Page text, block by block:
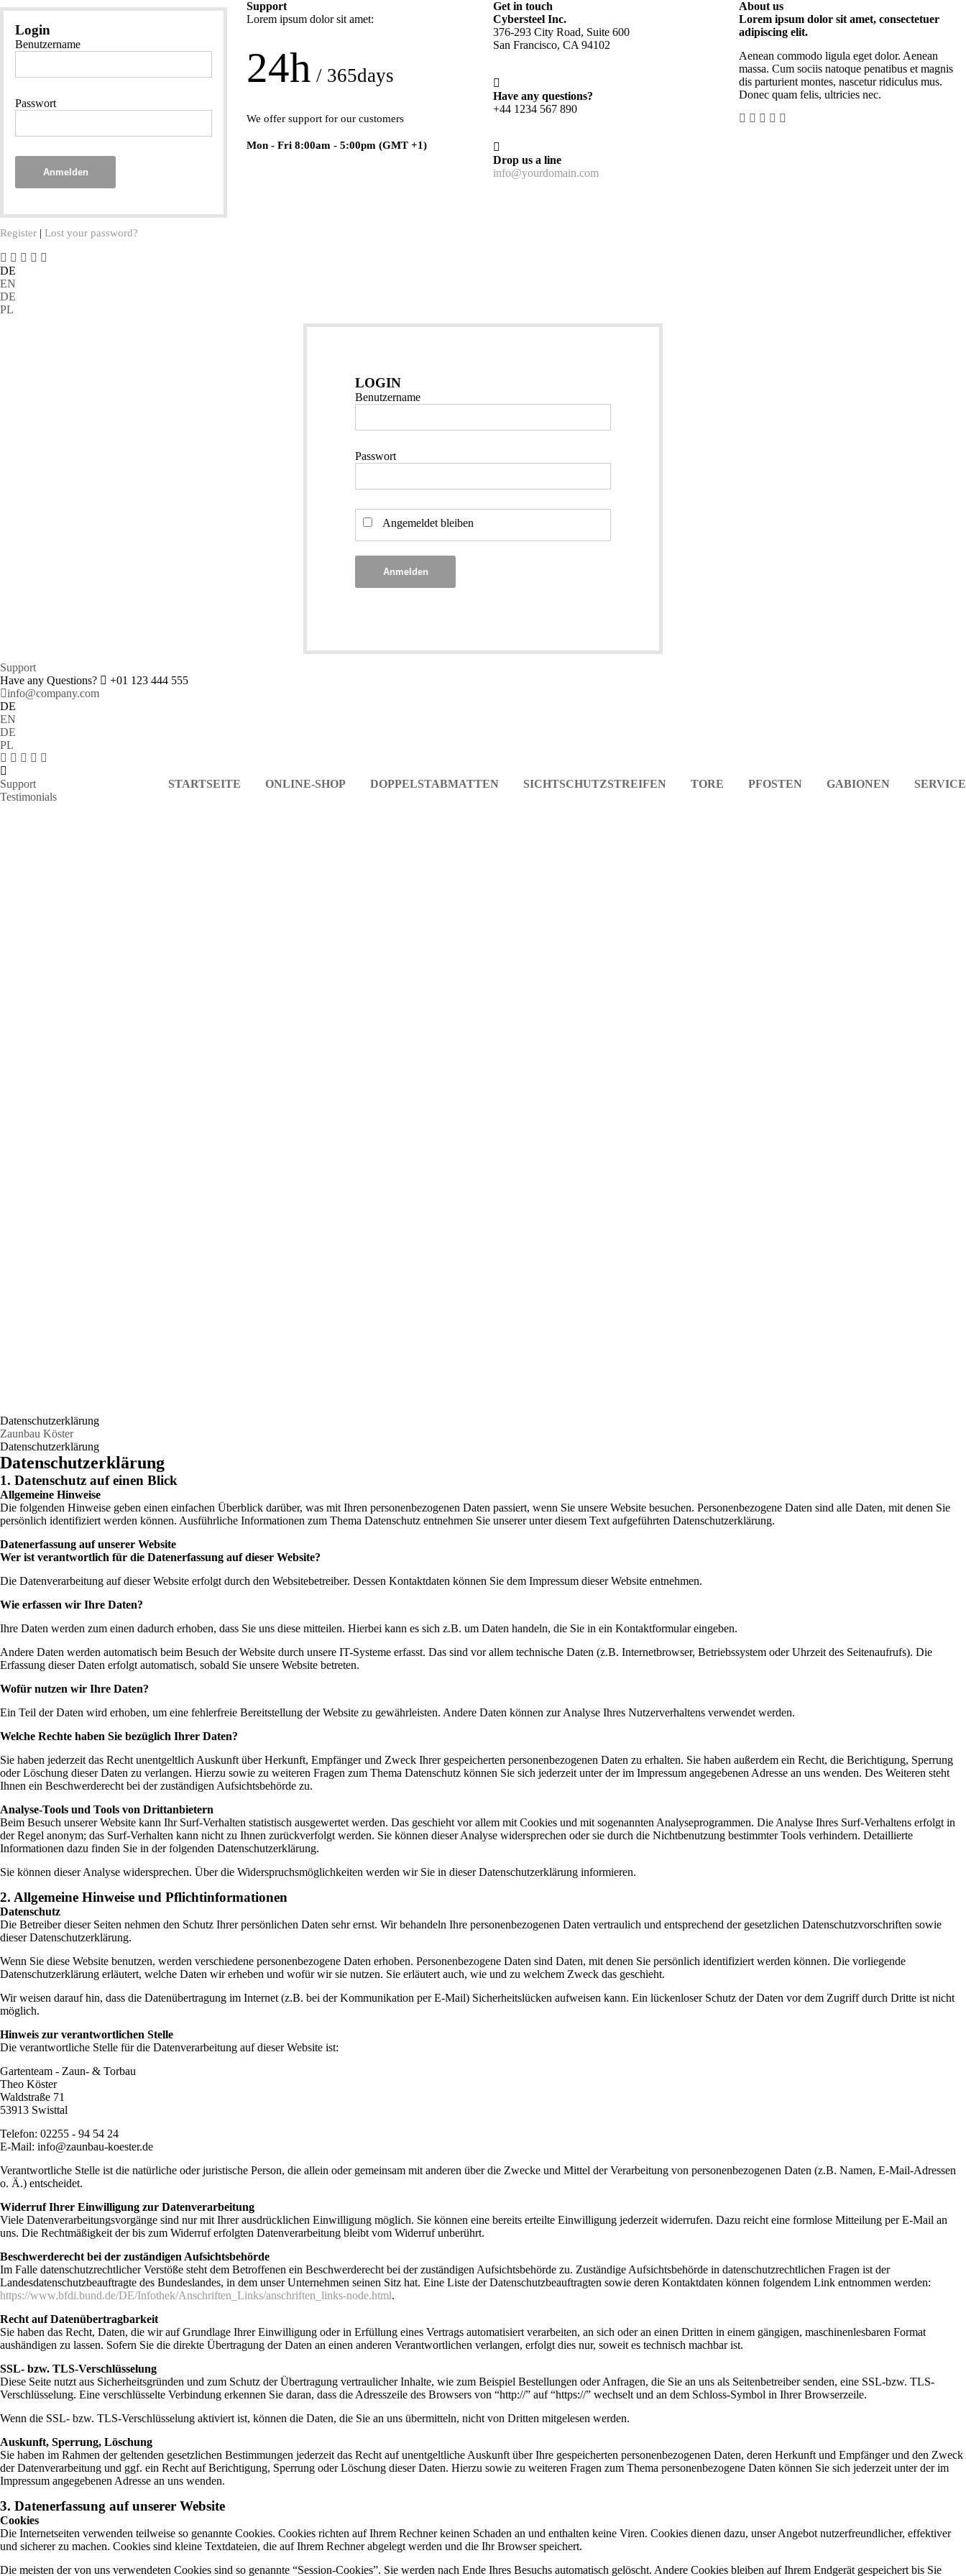
Login
Benutzername
Passwort
Anmelden
Register |Lost your password?
Support
Lorem ipsum dolor sit amet:
24h / 365days
We offer support for our customers
Mon - Fri 8:00am - 5:00pm (GMT +1)
Get in touch
Cybersteel Inc.
376-293 City Road, Suite 600
San Francisco, CA 94102
Have any questions?
+44 1234 567 890
Drop us a line
info@yourdomain.com
About us
Lorem ipsum dolor sit amet, consectetuer
adipiscing elit.
Aenean commodo ligula eget dolor. Aenean
massa. Cum sociis natoque penatibus et magnis
dis parturient montes, nascetur ridiculus mus.
Donec quam felis, ultricies nec.
DE
EN
DE
PL
LOGIN
Benutzername
Passwort
Angemeldet bleiben
Anmelden
Support
Have any Questions?
+01 123 444 555
info@company.com
DE
EN
DE
PL
STARTSEITE ONLINE-SHOP DOPPELSTABMATTEN SICHTSCHUTZSTREIFEN TORE PFOSTEN GABIONEN SERVICE
Support
Testimonials
Datenschutzerklärung
Zaunbau Köster
Datenschutzerklärung
Datenschutzerklärung
1. Datenschutz auf einen Blick
Allgemeine Hinweise
Die folgenden Hinweise geben einen einfachen Überblick darüber, was mit Ihren personenbezogenen Daten passiert, wenn Sie unsere Website besuchen. Personenbezogene Daten sind alle Daten, mit denen Sie
persönlich identifiziert werden können. Ausführliche Informationen zum Thema Datenschutz entnehmen Sie unserer unter diesem Text aufgeführten Datenschutzerklärung.
Datenerfassung auf unserer Website
Wer ist verantwortlich für die Datenerfassung auf dieser Website?
Die Datenverarbeitung auf dieser Website erfolgt durch den Websitebetreiber. Dessen Kontaktdaten können Sie dem Impressum dieser Website entnehmen.
Wie erfassen wir Ihre Daten?
Ihre Daten werden zum einen dadurch erhoben, dass Sie uns diese mitteilen. Hierbei kann es sich z.B. um Daten handeln, die Sie in ein Kontaktformular eingeben.
Andere Daten werden automatisch beim Besuch der Website durch unsere IT-Systeme erfasst. Das sind vor allem technische Daten (z.B. Internetbrowser, Betriebssystem oder Uhrzeit des Seitenaufrufs). Die
Erfassung dieser Daten erfolgt automatisch, sobald Sie unsere Website betreten.
Wofür nutzen wir Ihre Daten?
Ein Teil der Daten wird erhoben, um eine fehlerfreie Bereitstellung der Website zu gewährleisten. Andere Daten können zur Analyse Ihres Nutzerverhaltens verwendet werden.
Welche Rechte haben Sie bezüglich Ihrer Daten?
Sie haben jederzeit das Recht unentgeltlich Auskunft über Herkunft, Empfänger und Zweck Ihrer gespeicherten personenbezogenen Daten zu erhalten. Sie haben außerdem ein Recht, die Berichtigung, Sperrung
oder Löschung dieser Daten zu verlangen. Hierzu sowie zu weiteren Fragen zum Thema Datenschutz können Sie sich jederzeit unter der im Impressum angegebenen Adresse an uns wenden. Des Weiteren steht
Ihnen ein Beschwerderecht bei der zuständigen Aufsichtsbehörde zu.
Analyse-Tools und Tools von Drittanbietern
Beim Besuch unserer Website kann Ihr Surf-Verhalten statistisch ausgewertet werden. Das geschieht vor allem mit Cookies und mit sogenannten Analyseprogrammen. Die Analyse Ihres Surf-Verhaltens erfolgt in
der Regel anonym; das Surf-Verhalten kann nicht zu Ihnen zurückverfolgt werden. Sie können dieser Analyse widersprechen oder sie durch die Nichtbenutzung bestimmter Tools verhindern. Detaillierte
Informationen dazu finden Sie in der folgenden Datenschutzerklärung.
Sie können dieser Analyse widersprechen. Über die Widerspruchsmöglichkeiten werden wir Sie in dieser Datenschutzerklärung informieren.
2. Allgemeine Hinweise und Pflichtinformationen
Datenschutz
Die Betreiber dieser Seiten nehmen den Schutz Ihrer persönlichen Daten sehr ernst. Wir behandeln Ihre personenbezogenen Daten vertraulich und entsprechend der gesetzlichen Datenschutzvorschriften sowie
dieser Datenschutzerklärung.
Wenn Sie diese Website benutzen, werden verschiedene personenbezogene Daten erhoben. Personenbezogene Daten sind Daten, mit denen Sie persönlich identifiziert werden können. Die vorliegende
Datenschutzerklärung erläutert, welche Daten wir erheben und wofür wir sie nutzen. Sie erläutert auch, wie und zu welchem Zweck das geschieht.
Wir weisen darauf hin, dass die Datenübertragung im Internet (z.B. bei der Kommunikation per E-Mail) Sicherheitslücken aufweisen kann. Ein lückenloser Schutz der Daten vor dem Zugriff durch Dritte ist nicht
möglich.
Hinweis zur verantwortlichen Stelle
Die verantwortliche Stelle für die Datenverarbeitung auf dieser Website ist:
Gartenteam - Zaun- & Torbau
Theo Köster
Waldstraße 71
53913 Swisttal
Telefon: 02255 - 94 54 24
E-Mail: info@zaunbau-koester.de
Verantwortliche Stelle ist die natürliche oder juristische Person, die allein oder gemeinsam mit anderen über die Zwecke und Mittel der Verarbeitung von personenbezogenen Daten (z.B. Namen, E-Mail-Adressen
o. Ä.) entscheidet.
Widerruf Ihrer Einwilligung zur Datenverarbeitung
Viele Datenverarbeitungsvorgänge sind nur mit Ihrer ausdrücklichen Einwilligung möglich. Sie können eine bereits erteilte Einwilligung jederzeit widerrufen. Dazu reicht eine formlose Mitteilung per E-Mail an
uns. Die Rechtmäßigkeit der bis zum Widerruf erfolgten Datenverarbeitung bleibt vom Widerruf unberührt.
Beschwerderecht bei der zuständigen Aufsichtsbehörde
Im Falle datenschutzrechtlicher Verstöße steht dem Betroffenen ein Beschwerderecht bei der zuständigen Aufsichtsbehörde zu. Zuständige Aufsichtsbehörde in datenschutzrechtlichen Fragen ist der
Landesdatenschutzbeauftragte des Bundeslandes, in dem unser Unternehmen seinen Sitz hat. Eine Liste der Datenschutzbeauftragten sowie deren Kontaktdaten können folgendem Link entnommen werden:
https://www.bfdi.bund.de/DE/Infothek/Anschriften_Links/anschriften_links-node.html.
Recht auf Datenübertragbarkeit
Sie haben das Recht, Daten, die wir auf Grundlage Ihrer Einwilligung oder in Erfüllung eines Vertrags automatisiert verarbeiten, an sich oder an einen Dritten in einem gängigen, maschinenlesbaren Format
aushändigen zu lassen. Sofern Sie die direkte Übertragung der Daten an einen anderen Verantwortlichen verlangen, erfolgt dies nur, soweit es technisch machbar ist.
SSL- bzw. TLS-Verschlüsselung
Diese Seite nutzt aus Sicherheitsgründen und zum Schutz der Übertragung vertraulicher Inhalte, wie zum Beispiel Bestellungen oder Anfragen, die Sie an uns als Seitenbetreiber senden, eine SSL-bzw. TLS-
Verschlüsselung. Eine verschlüsselte Verbindung erkennen Sie daran, dass die Adresszeile des Browsers von “http://” auf “https://” wechselt und an dem Schloss-Symbol in Ihrer Browserzeile.
Wenn die SSL- bzw. TLS-Verschlüsselung aktiviert ist, können die Daten, die Sie an uns übermitteln, nicht von Dritten mitgelesen werden.
Auskunft, Sperrung, Löschung
Sie haben im Rahmen der geltenden gesetzlichen Bestimmungen jederzeit das Recht auf unentgeltliche Auskunft über Ihre gespeicherten personenbezogenen Daten, deren Herkunft und Empfänger und den Zweck
der Datenverarbeitung und ggf. ein Recht auf Berichtigung, Sperrung oder Löschung dieser Daten. Hierzu sowie zu weiteren Fragen zum Thema personenbezogene Daten können Sie sich jederzeit unter der im
Impressum angegebenen Adresse an uns wenden.
3. Datenerfassung auf unserer Website
Cookies
Die Internetseiten verwenden teilweise so genannte Cookies. Cookies richten auf Ihrem Rechner keinen Schaden an und enthalten keine Viren. Cookies dienen dazu, unser Angebot nutzerfreundlicher, effektiver
und sicherer zu machen. Cookies sind kleine Textdateien, die auf Ihrem Rechner abgelegt werden und die Ihr Browser speichert.
Die meisten der von uns verwendeten Cookies sind so genannte “Session-Cookies”. Sie werden nach Ende Ihres Besuchs automatisch gelöscht. Andere Cookies bleiben auf Ihrem Endgerät gespeichert bis Sie